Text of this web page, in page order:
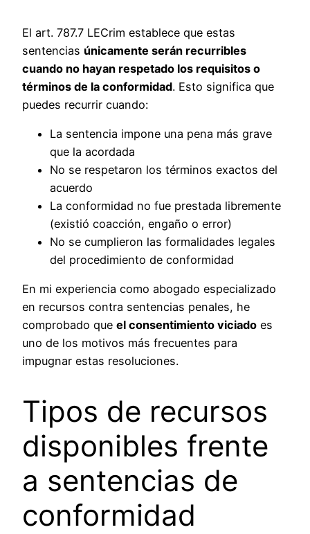
El art. 787.7 LECrim establece que estas
sentencias únicamente serán recurribles
cuando no hayan respetado los requisitos o
términos de la conformidad. Esto significa que
puedes recurrir cuando:
La sentencia impone una pena más grave
que la acordada
No se respetaron los términos exactos del
acuerdo
La conformidad no fue prestada libremente
(existió coacción, engaño o error)
No se cumplieron las formalidades legales
del procedimiento de conformidad
En mi experiencia como abogado especializado
en recursos contra sentencias penales, he
comprobado que el consentimiento viciado es
uno de los motivos más frecuentes para
impugnar estas resoluciones.
Tipos de recursos
disponibles frente
a sentencias de
conformidad